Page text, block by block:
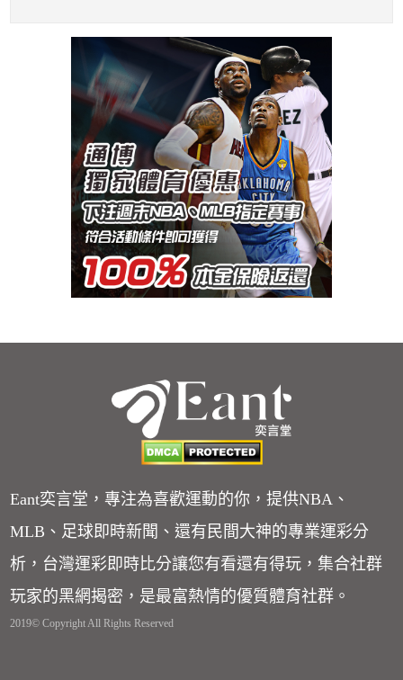
Eant奕言堂，專注為喜歡運動的你，提供NBA、
MLB、足球即時新聞、還有民間大神的專業運彩分
析，台灣運彩即時比分讓您有看還有得玩，集合社群
玩家的黑網揭密，是最富熱情的優質體育社群。
2019© Copyright All Rights Reserved